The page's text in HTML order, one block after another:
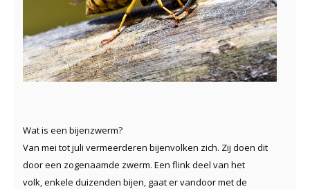
Wat is een bijenzwerm?
Van mei tot juli vermeerderen bijenvolken zich. Zij doen dit
door een zogenaamde zwerm. Een flink deel van het
volk, enkele duizenden bijen, gaat er vandoor met de